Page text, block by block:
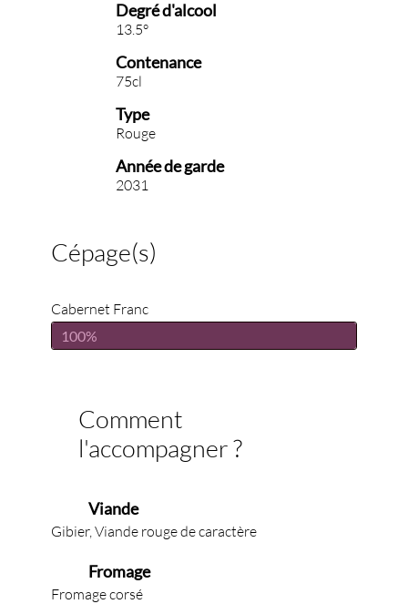
Degré d'alcool
13.5°
Contenance
75cl
Type
Rouge
Année de garde
2031
Cépage(s)
Cabernet Franc
100%
Comment
l'accompagner ?
Viande
Gibier, Viande rouge de caractère
Fromage
Fromage corsé